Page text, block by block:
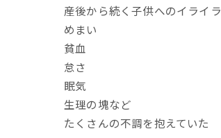
産後から続く子供へのイライラ
めまい
貧血
怠さ
眠気
生理の塊など
たくさんの不調を抱えていた